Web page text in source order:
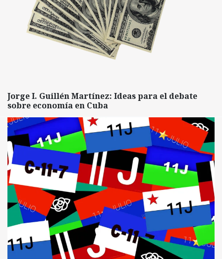
Jorge I. Guillén Martínez: Ideas para el debate
sobre economía en Cuba